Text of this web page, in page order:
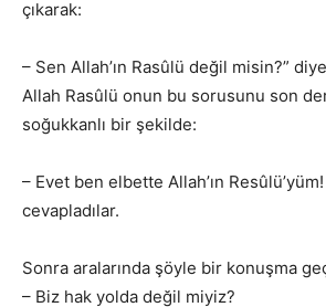
çıkarak:
– Sen Allah’ın Rasûlü değil misin?”
Allah Rasûlü onun bu sorusunu son
soğukkanlı bir şekilde:
– Evet ben elbette Allah’ın
cevapladılar.
Sonra aralarında şöyle bir konuşma
– Biz hak yolda değil miyiz?